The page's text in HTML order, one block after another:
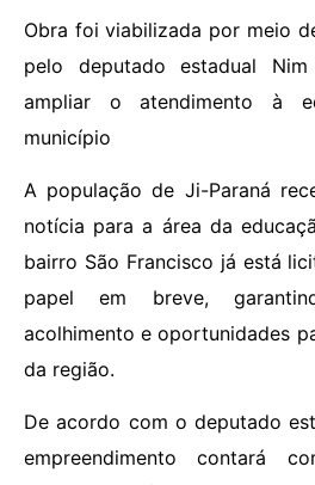
Obra foi viabilizada por meio
pelo deputado estadual
ampliar o atendimento à
município
A população de Ji-Paraná
notícia para a área da
bairro São Francisco já está
papel em breve,
acolhimento e oportunidades
da região.
De acordo com o deputado
empreendimento contará